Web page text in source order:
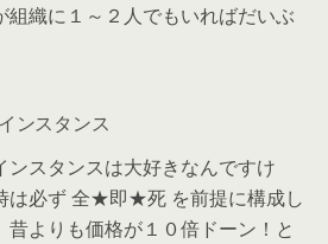
組織に１～２人でもいればだいぶ
ンスタンス
ンスタンスは大好きなんですけ
は必ず 全★即★死 を前提に構成し
昔よりも価格が１０倍ドーン！と